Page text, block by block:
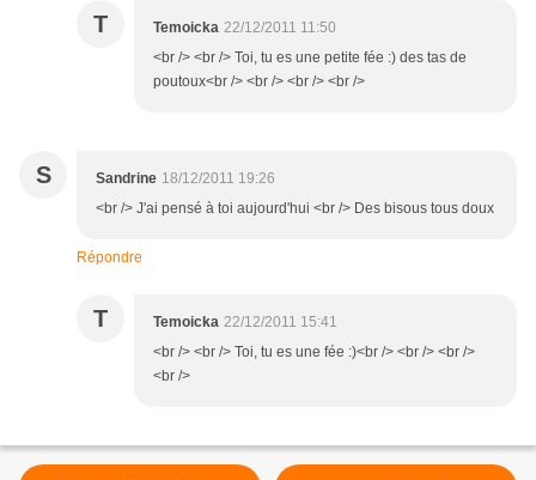
T Temoicka 22/12/2011 11:50
<br /> <br /> Toi, tu es une petite fée :) des tas de
poutoux<br /> <br /> <br /> <br />
S Sandrine 18/12/2011 19:26
<br /> J'ai pensé à toi aujourd'hui <br /> Des bisous tous doux
Répondre
T Temoicka 22/12/2011 15:41
<br /> <br /> Toi, tu es une fée :)<br /> <br /> <br />
<br />